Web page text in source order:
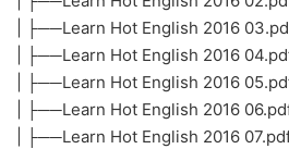
| ├──Learn Hot English 2016
| ├──Learn Hot English 2016
| ├──Learn Hot English 2016
| ├──Learn Hot English 2016
| ├──Learn Hot English 2016